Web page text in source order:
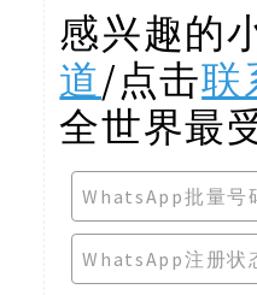
感兴趣的
道/点击联
全世界最
WhatsApp批量号
WhatsApp注册状